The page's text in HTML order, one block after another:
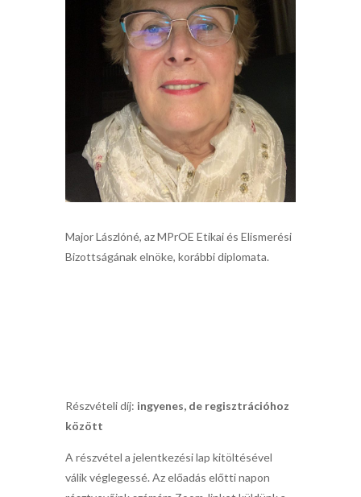
Major Lászlóné, az MPrOE Etikai és Elismerési
Bizottságának elnöke, korábbi diplomata.
Részvételi díj: ingyenes, de regisztrációhoz
között
A részvétel a jelentkezési lap kitöltésével
válik véglegessé. Az előadás előtti napon